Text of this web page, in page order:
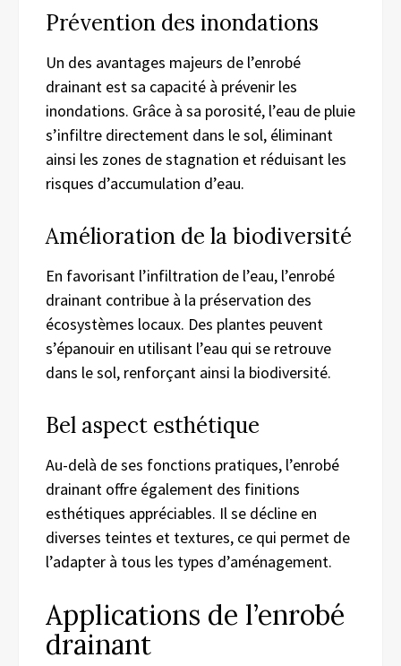
Prévention des inondations
Un des avantages majeurs de l’enrobé
drainant est sa capacité à prévenir les
inondations. Grâce à sa porosité, l’eau de pluie
s’infiltre directement dans le sol, éliminant
ainsi les zones de stagnation et réduisant les
risques d’accumulation d’eau.
Amélioration de la biodiversité
En favorisant l’infiltration de l’eau, l’enrobé
drainant contribue à la préservation des
écosystèmes locaux. Des plantes peuvent
s’épanouir en utilisant l’eau qui se retrouve
dans le sol, renforçant ainsi la biodiversité.
Bel aspect esthétique
Au-delà de ses fonctions pratiques, l’enrobé
drainant offre également des finitions
esthétiques appréciables. Il se décline en
diverses teintes et textures, ce qui permet de
l’adapter à tous les types d’aménagement.
Applications de l’enrobé
drainant